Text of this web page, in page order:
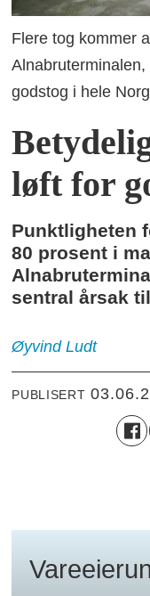
Flere tog kommer
godstog i hele
løft for
Punktligheten
80 prosent i
sentral årsak
Øyvind Ludt
PUBLISERT